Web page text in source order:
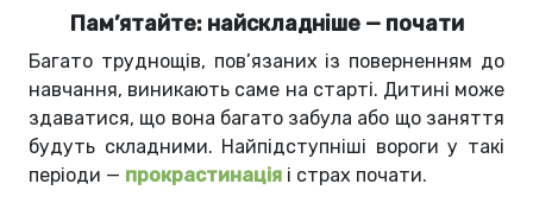
Пам’ятайте: найскладніше — почати
Багато труднощів, пов’язаних із поверненням до
навчання, виникають саме на старті. Дитині може
здаватися, що вона багато забула або що заняття
будуть складними. Найпідступніші вороги у такі
періоди — прокрастинація і страх почати.